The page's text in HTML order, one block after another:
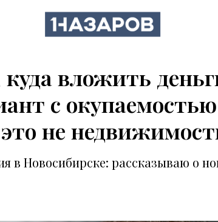
куда вложить
с
не
в Новосибирске: рассказываю о